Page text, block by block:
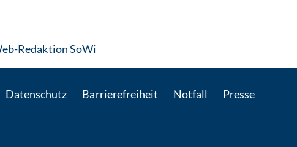
Redaktion SoWi: Per E-Mail kontaktieren
Datenschutz Barrierefreiheit Notfall Presse